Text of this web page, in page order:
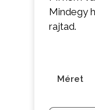
Mindegy
rajtad.
Méret